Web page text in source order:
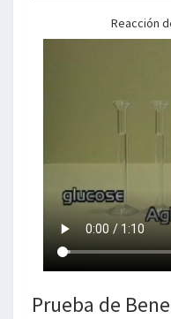
Reacción
Prueba de